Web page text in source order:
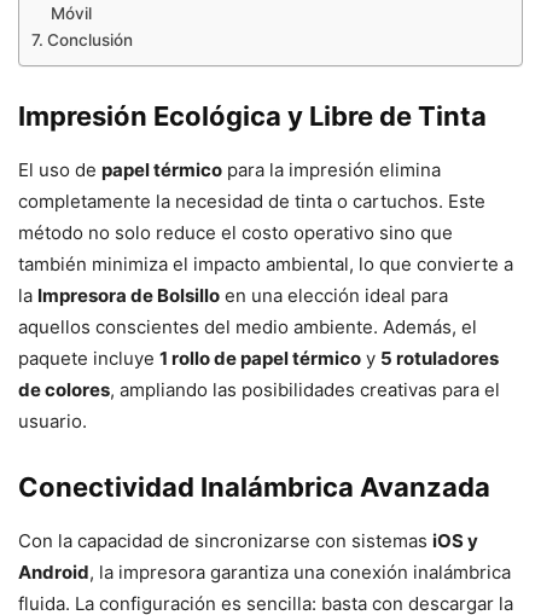
Móvil
Conclusión
Impresión Ecológica y Libre de Tinta
El uso de papel térmico para la impresión elimina
completamente la necesidad de tinta o cartuchos. Este
método no solo reduce el costo operativo sino que
también minimiza el impacto ambiental, lo que convierte a
la Impresora de Bolsillo en una elección ideal para
aquellos conscientes del medio ambiente. Además, el
paquete incluye 1 rollo de papel térmico y 5 rotuladores
de colores, ampliando las posibilidades creativas para el
usuario.
Conectividad Inalámbrica Avanzada
Con la capacidad de sincronizarse con sistemas iOS y
Android, la impresora garantiza una conexión inalámbrica
fluida. La configuración es sencilla: basta con descargar la